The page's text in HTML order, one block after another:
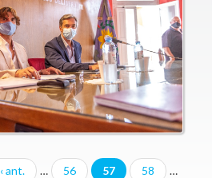
‹ ant. … 56 57 58
…